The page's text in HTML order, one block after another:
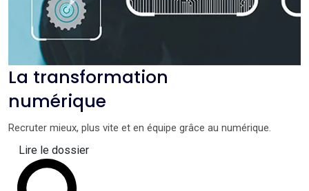
La transformation
numérique
Recruter mieux, plus vite et en équipe grâce au numérique.
Lire le dossier